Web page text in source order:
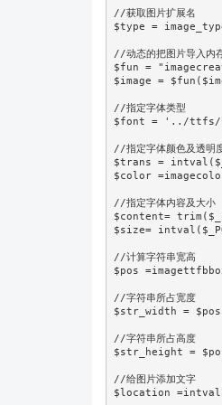
//获取图片扩展名
$type =
//动态的把图片导入内
$fun =
$image =
//指定字体类型
$font = '../ttfs/
//指定字体颜色及透明
$trans =
$color
//指定字体内容及大小
$content=
$size=
//计算字符串宽高
$pos
//字符串所占宽度
$str_width =
//字符串所占高度
$str_height =
//给图片添加文字
$location